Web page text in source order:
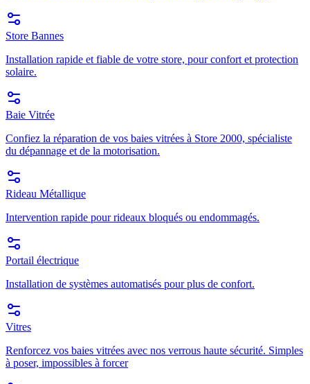
Store Bannes
Installation rapide et fiable de votre store, pour confort et protection
solaire.
Baie Vitrée
Confiez la réparation de vos baies vitrées à Store 2000, spécialiste
du dépannage et de la motorisation.
Rideau Métallique
Intervention rapide pour rideaux bloqués ou endommagés.
Portail électrique
Installation de systèmes automatisés pour plus de confort.
Vitres
Renforcez vos baies vitrées avec nos verrous haute sécurité. Simples
à poser, impossibles à forcer